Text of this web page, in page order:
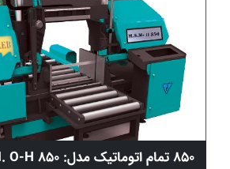
850 تمام اتوماتیک مدل: M.S.M. O-H 850